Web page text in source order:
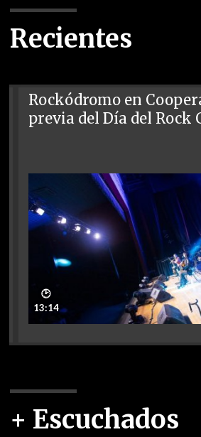
Recientes
Rockódromo en
previa del Día del Rock
🕑
13:14
+ Escuchados